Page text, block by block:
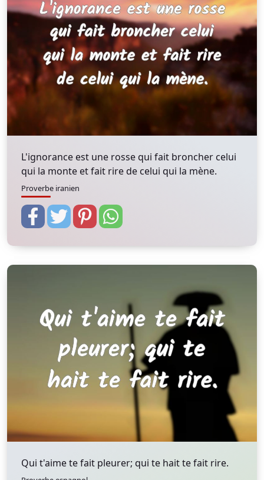
L'ignorance est une rosse qui fait broncher celui
qui la monte et fait rire de celui qui la mène.
Proverbe iranien
Qui t'aime te fait pleurer; qui te hait te fait rire.